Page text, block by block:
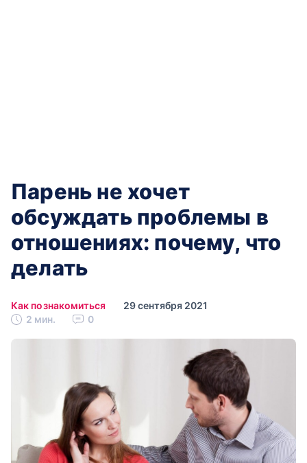
Парень не хочет
обсуждать проблемы в
отношениях: почему, что
делать
Как познакомиться
29 сентября 2021
2 мин.
0